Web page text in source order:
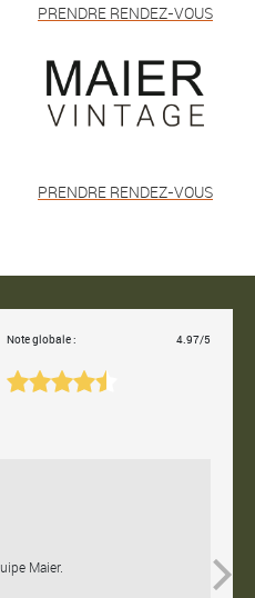
PRENDRE RENDEZ-VOUS
PRENDRE RENDEZ-VOUS
Note globale : 4.97/5
Maier.